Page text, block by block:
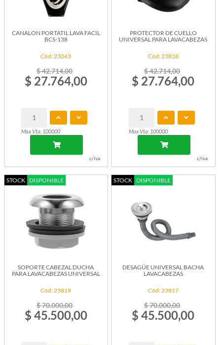
CANALON PORTATIL LAVA FACIL
BCS-138
Cód: 23043
$ 42.714,00
$ 27.764,00
Max Vta: 100000
c/iva
PROTECTOR DE CUELLO
UNIVERSAL PARA LAVACABEZAS
Cód: 23818
$ 42.714,00
$ 27.764,00
Max Vta: 100000
c/iva
STOCK DISPONIBLE
SOPORTE CABEZAL DUCHA
PARA LAVACABEZAS UNIVERSAL
Cód: 23819
$ 70.000,00
$ 45.500,00
STOCK DISPONIBLE
DESAGÜE UNIVERSAL BACHA
LAVACABEZAS
Cód: 23817
$ 70.000,00
$ 45.500,00